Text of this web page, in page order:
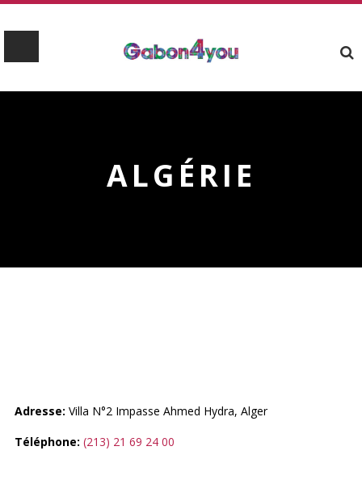
ALGÉRIE
Adresse: Villa N°2 Impasse Ahmed Hydra, Alger
Téléphone: (213) 21 69 24 00